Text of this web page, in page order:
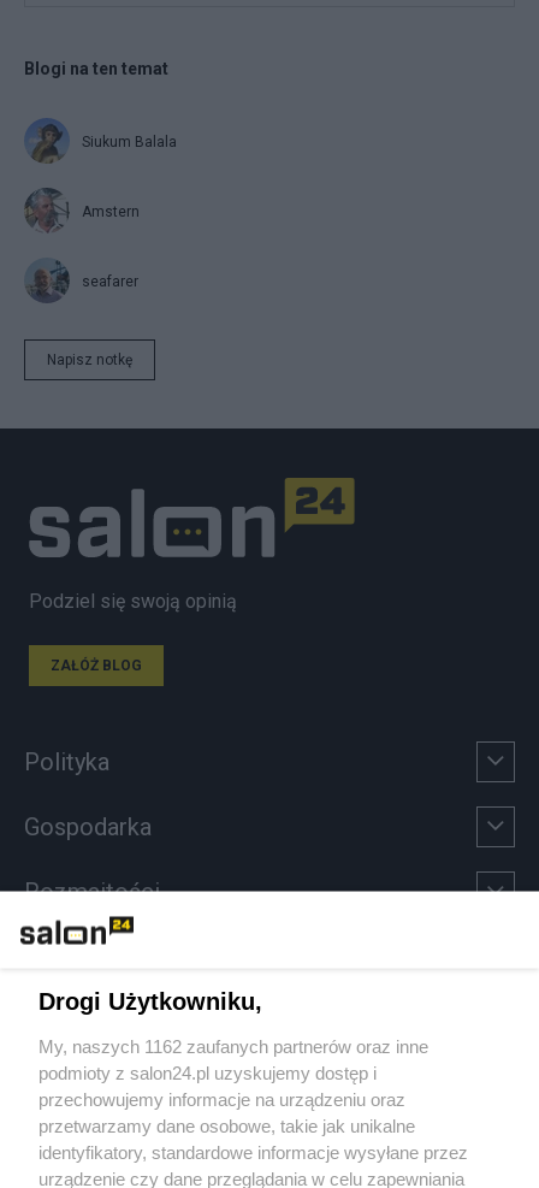
Blogi na ten temat
Siukum Balala
Amstern
seafarer
Napisz notkę
Podziel się swoją opinią
ZAŁÓŻ BLOG
Polityka
Gospodarka
Rozmaitości
Sport
Społeczeństwo
Kultura
Drogi Użytkowniku,
My, naszych 1162 zaufanych partnerów oraz inne
podmioty z salon24.pl uzyskujemy dostęp i
przechowujemy informacje na urządzeniu oraz
przetwarzamy dane osobowe, takie jak unikalne
identyfikatory, standardowe informacje wysyłane przez
urządzenie czy dane przeglądania w celu zapewniania